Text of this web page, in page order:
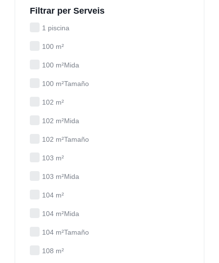
Filtrar per Serveis
1 piscina
100 m²
100 m²Mida
100 m²Tamaño
102 m²
102 m²Mida
102 m²Tamaño
103 m²
103 m²Mida
104 m²
104 m²Mida
104 m²Tamaño
108 m²